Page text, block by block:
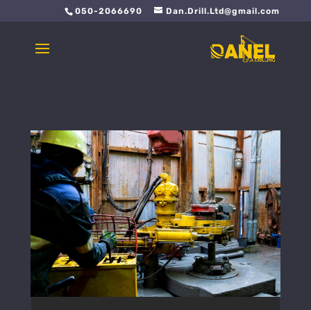
050-2066690 Dan.Drill.Ltd@gmail.com